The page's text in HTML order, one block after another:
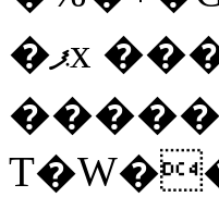
�ޕx ����誖�y��]/o��םXe��S�. +b